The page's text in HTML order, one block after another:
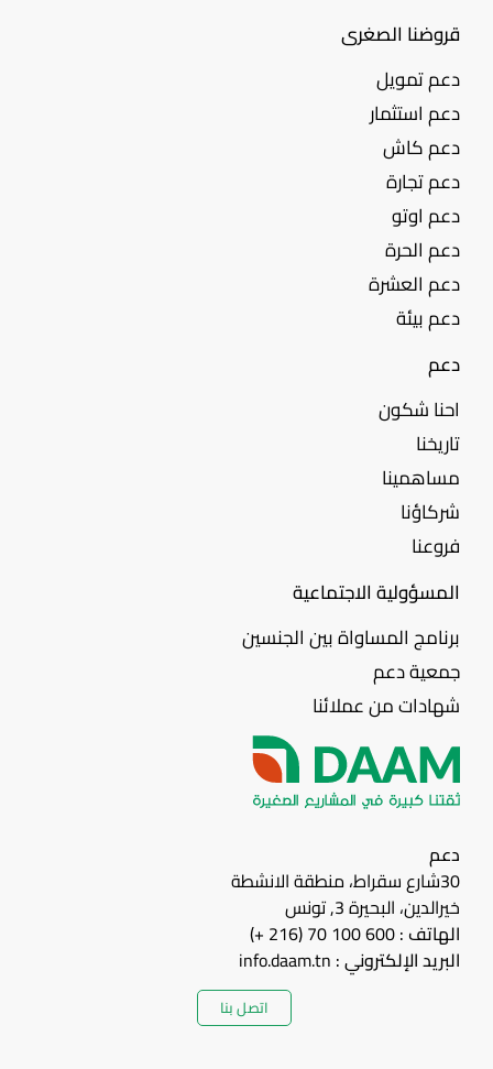
قروضنا الصغرى
دعم تمويل
دعم استثمار
دعم كاش
دعم تجارة
دعم اوتو
دعم الحرة
دعم العشرة
دعم بيئة
دعم
احنا شكون
تاريخنا
مساهمينا
شركاؤنا
فروعنا
المسؤولية الاجتماعية
برنامج المساواة بين الجنسين
جمعية دعم
شهادات من عملائنا
دعم
30شارع سقراط، منطقة الانشطة
خيرالدين، البحيرة 3, تونس
الهاتف :600 100 70 (216 +)
البريد الإلكتروني : info.daam.tn
اتصل بنا